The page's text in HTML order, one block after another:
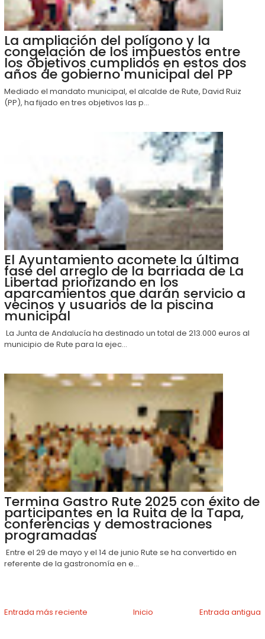
La ampliación del polígono y la
congelación de los impuestos entre
los objetivos cumplidos en estos dos
años de gobierno municipal del PP
Mediado el mandato municipal, el alcalde de Rute, David Ruiz
(PP), ha fijado en tres objetivos las p...
El Ayuntamiento acomete la última
fase del arreglo de la barriada de La
Libertad priorizando en los
aparcamientos que darán servicio a
vecinos y usuarios de la piscina
municipal
La Junta de Andalucía ha destinado un total de 213.000 euros al
municipio de Rute para la ejec...
Termina Gastro Rute 2025 con éxito de
participantes en la Ruita de la Tapa,
conferencias y demostraciones
programadas
Entre el 29 de mayo y el 14 de junio Rute se ha convertido en
referente de la gastronomía en e...
Entrada más reciente Entrada antigua
Inicio